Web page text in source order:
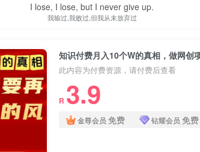
I lose, I lose, but I never give up.
我输过,我败过,但我从未放弃过
此内容为付费资源，请付费后查看
R 3.9
金尊会员 免费 钻耀会员 免费